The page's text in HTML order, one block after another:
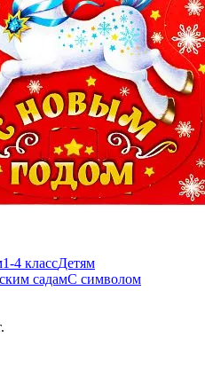
1-4 классДетям
садамС символом